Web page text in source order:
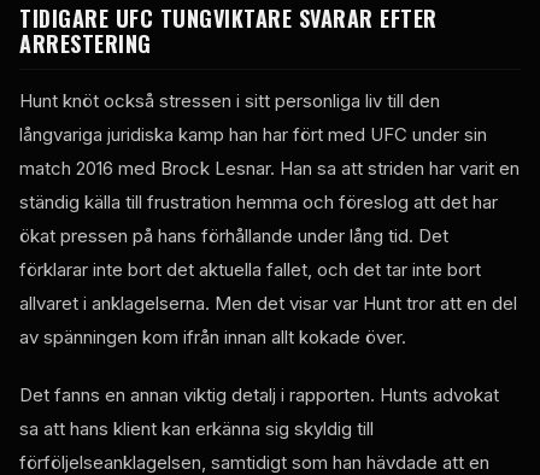
TIDIGARE UFC TUNGVIKTARE SVARAR EFTER
ARRESTERING
Hunt knöt också stressen i sitt personliga liv till den
långvariga juridiska kamp han har fört med UFC under sin
match 2016 med Brock Lesnar. Han sa att striden har varit en
ständig källa till frustration hemma och föreslog att det har
ökat pressen på hans förhållande under lång tid. Det
förklarar inte bort det aktuella fallet, och det tar inte bort
allvaret i anklagelserna. Men det visar var Hunt tror att en del
av spänningen kom ifrån innan allt kokade över.
Det fanns en annan viktig detalj i rapporten. Hunts advokat
sa att hans klient kan erkänna sig skyldig till
förföljelseanklagelsen, samtidigt som han hävdade att en